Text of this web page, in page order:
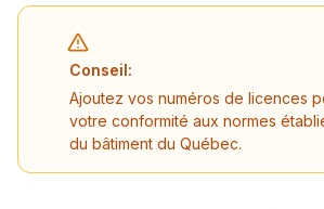
Conseil:
Ajoutez vos numéros de licences
votre conformité aux normes
du bâtiment du Québec.